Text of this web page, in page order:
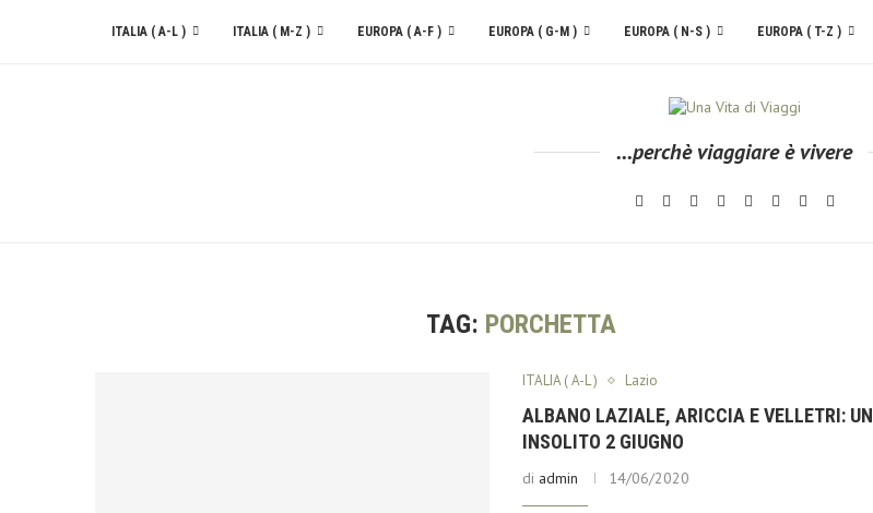
ITALIA ( A-L ) ITALIA ( M-Z ) EUROPA ( A-F ) EUROPA ( G-M ) EUROPA ( N-S ) EUROPA ( T-Z )
...perchè viaggiare è vivere
TAG: PORCHETTA
ITALIA ( A-L ) Lazio
ALBANO LAZIALE, ARICCIA E VELLETRI: UN
INSOLITO 2 GIUGNO
di admin 14/06/2020